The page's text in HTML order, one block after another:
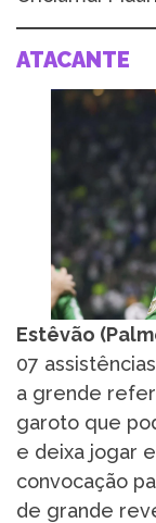
ATACANTE
Estêvão
07
a grende
garoto que
e deixa jogar
convocação
de grande